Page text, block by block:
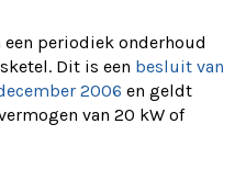
periodiek onderhoud
Dit is een besluit van
2006 en geldt
van 20 kW of